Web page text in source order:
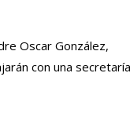
Oscar González,
con una secretaría